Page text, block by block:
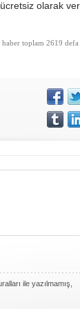
olarak
haber toplam 2619
ile yazılmamış,